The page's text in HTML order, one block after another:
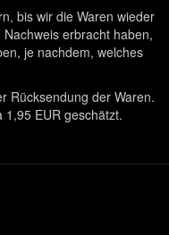
bis wir die Waren wieder
erbracht haben,
je nachdem, welches
Rücksendung der Waren.
1,95 EUR geschätzt.